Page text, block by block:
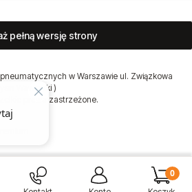
pełną wersję strony
w Warszawie ul. Związkowa
Wawerski )
prawa zastrzeżone.